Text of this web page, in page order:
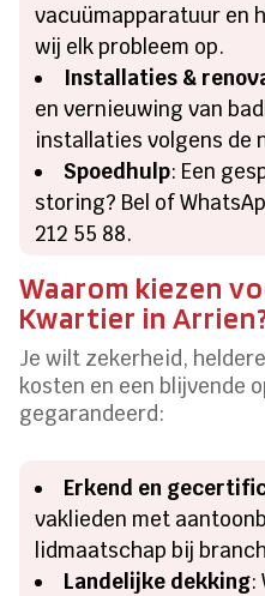
vacuümapparatuur en
wij elk probleem op.
Installaties &
en vernieuwing van
installaties volgens de
Spoedhulp: Een
storing? Bel of
212 55 88.
Waarom kiezen
Kwartier in
Je wilt zekerheid,
kosten en een blijvende
gegarandeerd:
Erkend en
vaklieden met
lidmaatschap bij
Landelijke dekking: